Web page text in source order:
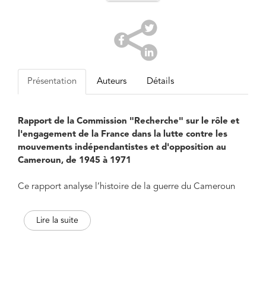
Présentation Auteurs Détails
Rapport de la Commission "Recherche" sur le rôle et
l'engagement de la France dans la lutte contre les
mouvements indépendantistes et d'opposition au
Cameroun, de 1945 à 1971
Ce rapport analyse l’histoire de la guerre du Cameroun
décolonisation française et l’indépendance du Cameroun
en pleine guerre froide (1945-1971). Cette histoire est
Lire la suite